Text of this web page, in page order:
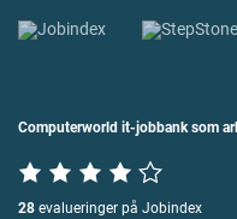
Computerworld it-jobbank som
28 evalueringer på Jobindex